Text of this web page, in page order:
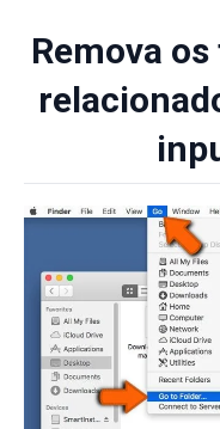
Remova